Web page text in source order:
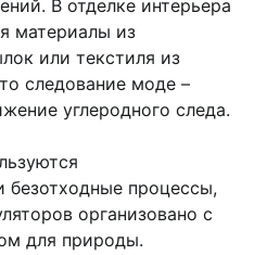
В отделке интерьера
материалы из
или текстиля из
следование моде –
углеродного следа.
безотходные процессы,
организовано с
для природы.